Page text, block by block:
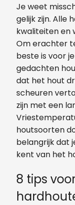
Je weet
gelijk zijn. Alle
kwaliteiten en
Om erachter
beste is voor
gedachten
dat het hout
scheuren
zijn met een
houtsoorten
belangrijk dat
kent van het
8 tips